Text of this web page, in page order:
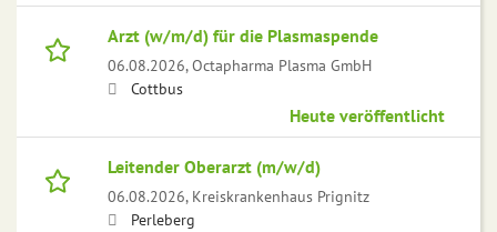
Arzt (w/m/d) für die Plasmaspende
06.08.2026,Octapharma Plasma GmbH
Cottbus
Heute veröffentlicht
Leitender Oberarzt (m/w/d)
06.08.2026, Kreiskrankenhaus Prignitz
Perleberg